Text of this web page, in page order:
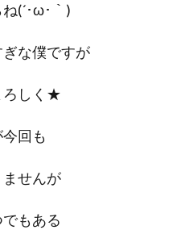
(´･ω･｀)
な僕ですが
ろしく★
回も
せんが
もある